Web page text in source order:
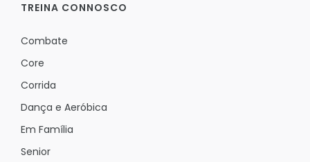
TREINA CONNOSCO
Combate
Core
Corrida
Dança e Aeróbica
Em Família
Senior